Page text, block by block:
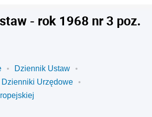
- rok 1968 nr 3 poz.
Dziennik Ustaw
Dzienniki Urzędowe